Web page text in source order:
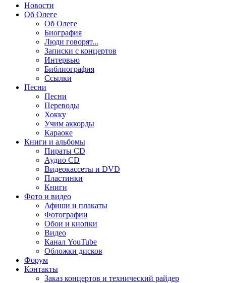
Новости
Об Олеге
Об Олеге
Биография
Люди говорят...
Записки с концертов
Интервью
Библиография
Ссылки
Песни
Песни
Переводы
Хокку
Учим аккорды
Караоке
Книги и альбомы
Пираты CD
Аудио CD
Видеокассеты и DVD
Пластинки
Книги
Фото и видео
Афиши и плакаты
Фотографии
Обои и кнопки
Видео
Канал YouTube
Обложки дисков
Форум
Контакты
Заказ концертов и технический райдер